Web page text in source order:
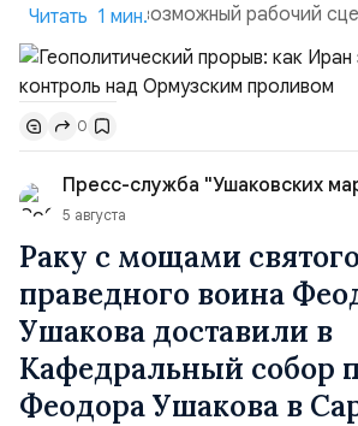
пункты — это возможный рабочий
скорее всего будут
тезисы и последствия этого
доли контроля (75 на 25). Было:
контролировали пролив на
50/50. Стало: Новое соглашение
Ираном...
Читать 1 мин.
0
Пресс-служба "Ушаковских
5 августа
Раку с мощами
праведного воина
Ушакова доставили в
Кафедральный собор
Феодора Ушакова в